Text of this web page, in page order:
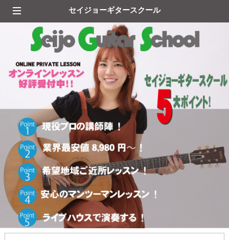
セイジョーギタースクール